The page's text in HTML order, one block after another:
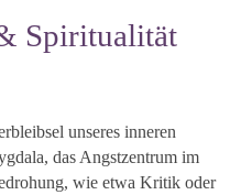
Spiritualität
unseres inneren
das Angstzentrum im
wie etwa Kritik oder